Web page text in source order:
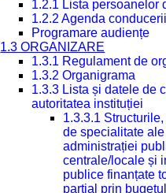
1.2.1 Lista persoanelor
1.2.2 Agenda conducerii
Programare audiențe
1.3 ORGANIZARE
1.3.1 Regulament de
1.3.2 Organigrama
1.3.3 Lista și datele de
autoritatea instituției
1.3.3.1
de specialitate ale
administrației
centrale/locale și
publice finanțate
parțial prin